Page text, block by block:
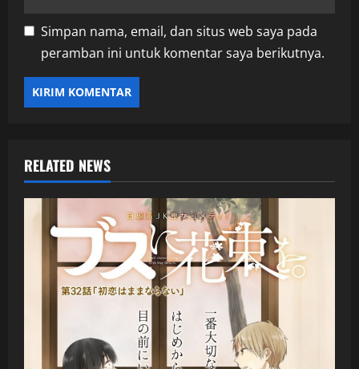
Simpan nama, email, dan situs web saya pada
peramban ini untuk komentar saya berikutnya.
RELATED NEWS